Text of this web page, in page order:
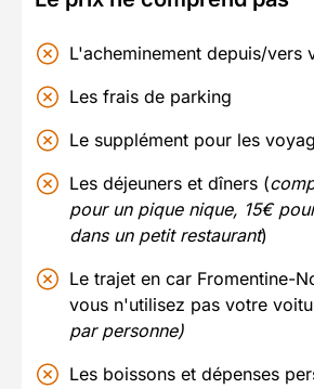
L'acheminement depuis/vers
Les frais de parking
Le supplément pour les
Les déjeuners et dîners (
pour un pique nique, 15€
dans un petit restaurant)
Le trajet en car Fromentine-
vous n'utilisez pas votre
par personne)
Les boissons et dépenses